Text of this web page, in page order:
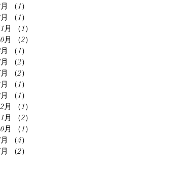
（1）
（1）
月
（1）
月
（2）
（1）
（2）
（2）
（1）
（1）
月
（1）
月
（2）
月
（1）
（4）
（2）